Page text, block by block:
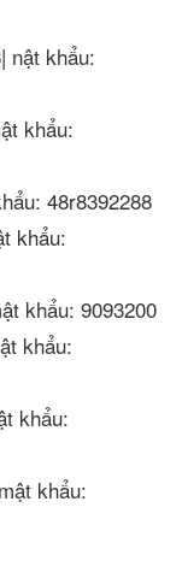
nật khẩu:
khẩu:
48r8392288
khẩu:
khẩu: 9093200
khẩu:
khẩu:
khẩu: